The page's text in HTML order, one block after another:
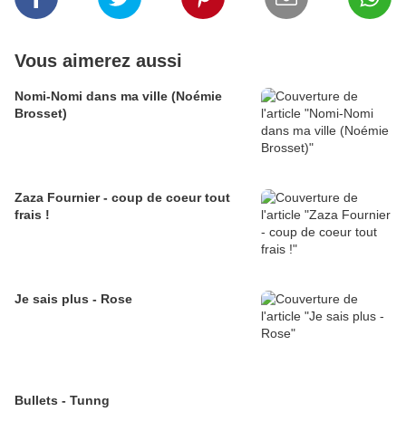
Vous aimerez aussi
Nomi-Nomi dans ma ville (Noémie
Brosset)
Zaza Fournier - coup de coeur tout
frais !
Je sais plus - Rose
Bullets - Tunng